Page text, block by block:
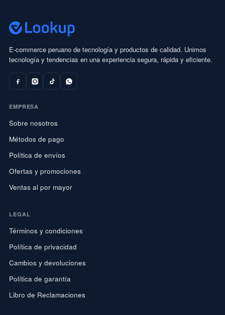
E-commerce peruano de tecnología y productos de calidad. Unimos
tecnología y tendencias en una experiencia segura, rápida y eficiente.
EMPRESA
Sobre nosotros
Métodos de pago
Política de envíos
Ofertas y promociones
Ventas al por mayor
LEGAL
Términos y condiciones
Política de privacidad
Cambios y devoluciones
Política de garantía
Libro de Reclamaciones